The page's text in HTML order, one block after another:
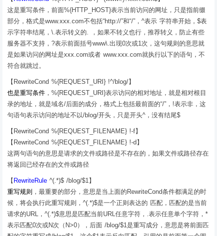
这是重写条件，前面%{HTTP_HOST}表示当前访问的网址，只是指前缀
部分，格式是www.xxx.com不包括“http://”和“/”，^表示 字符串开始，$表
示字符串结尾，\.表示转义的. ，如果不转义也行，推荐转义，防止有些
服务器不支持，?表示前面括号www\.出现0次或1次，这句规则的意思就
是如果访问的网址是xxx.com或者 www.xxx.com就执行以下的语句，不
符合就跳过。
【RewriteCond %{REQUEST_URI} !^/blog/】
也是重写条件 ，%{REQUEST_URI}表示访问的相对地址，就是相对根目
录的地址，就是域名/后面的成分，格式上包括最前面的“/”，!表示非，这
句语句表示访问的地址不以/blog/开头，只是开头^，没有结尾$
【RewriteCond %{REQUEST_FILENAME} !-f】
【RewriteCond %{REQUEST_FILENAME} !-d】
这两句语句的意思是请求的文件或路径是不存在的，如果文件或路径存在
将返回已经存在的文件或路径
【 RewriteRule ^(.*)$ /blog/$1】
重写规则 ，最重要的部分，意思是当上面的RewriteCond条件都满足的时
候，将会执行此重写规则，^(.*)$是一个正则表达的 匹配，匹配的是当前
请求的URL，^(.*)$意思是匹配当前URL任意字符，.表示任意单个字符，*
表示匹配0次或N次（N>0），后面 /blog/$1是重写成分，意思是将前面匹